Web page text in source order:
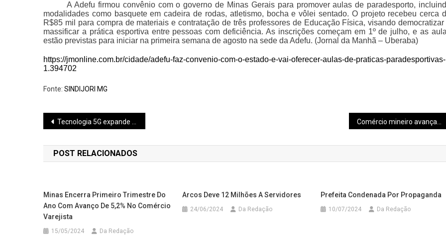
A Adefu firmou convênio com o governo de Minas Gerais para promover aulas de paradesporto,
modalidades como basquete em cadeira de rodas, atletismo, bocha e vôlei sentado. O projeto recebeu cerca
R$85 mil para compra de materiais e contratação de três professores de Educação Física, visando democratizar
massificar a prática esportiva entre pessoas com deficiência. As inscrições começam em 1º de julho, e as
estão previstas para iniciar na primeira semana de agosto na sede da Adefu. (Jornal da Manhã – Uberaba)
https://jmonline.com.br/cidade/adefu-faz-convenio-com-o-estado-e-vai-oferecer-aulas-de-praticas-paradesportivas-
1.394702
Fonte: SINDIJORI MG
Navegação
de
Post
Tecnologia 5G expande no Sul de Minas
POST RELACIONADOS
Minas Encerra Primeiro Trimestre Do
Ano Com Avanço De 5,2% No Comércio
Varejista
15/05/2024 Da Redação
Arcos Deve 12 Milhões A Servidores
24/06/2024 Da Redação
Prefeita Condenada Por Propaganda
10/07/2024 Da Redação